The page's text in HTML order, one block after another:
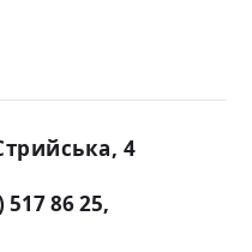
4
517 86 25